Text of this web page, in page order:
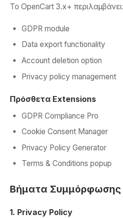
Το OpenCart 3.x+ περιλαμβάνει:
GDPR module
Data export functionality
Account deletion option
Privacy policy management
Πρόσθετα Extensions
GDPR Compliance Pro
Cookie Consent Manager
Privacy Policy Generator
Terms & Conditions popup
Βήματα Συμμόρφωσης
1. Privacy Policy